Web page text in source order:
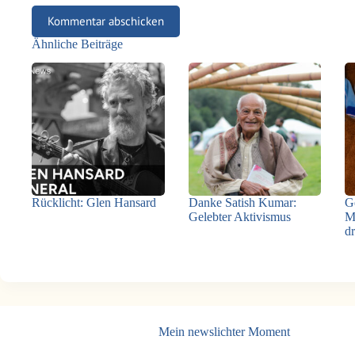
Kommentar abschicken
Ähnliche Beiträge
Rücklicht: Glen Hansard
Danke Satish Kumar:
Gelebter Aktivismus
Mein newslichter Moment